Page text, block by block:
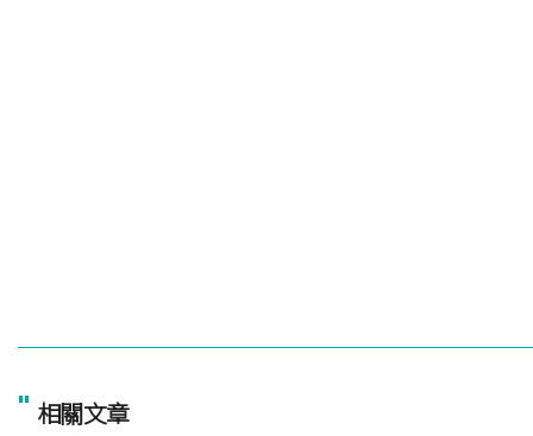
" 相關文章